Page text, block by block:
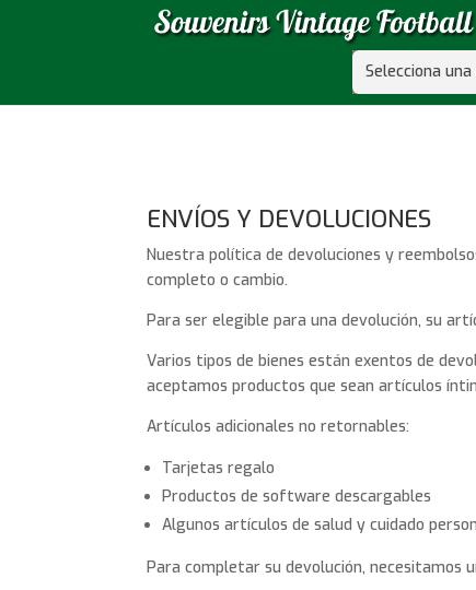
Selecciona
ENVÍOS Y DEVOLUCIONES
Nuestra política de devoluciones y
completo o cambio.
Para ser elegible para una devolución, su
Varios tipos de bienes están exentos de
aceptamos productos que sean artículos
Artículos adicionales no retornables:
Tarjetas regalo
Productos de software descargables
Algunos artículos de salud y cuidado
Para completar su devolución, necesitamos